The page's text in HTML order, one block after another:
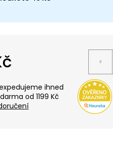
od 1199 Kč
BATOH OXY SCOOLER
Kč